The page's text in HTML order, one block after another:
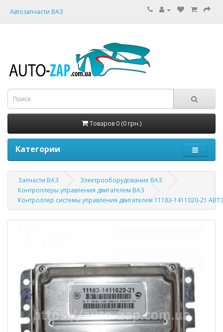
Автозапчасти ВАЗ
Товаров 0 (0 грн.)
Категории
Запчасти ВАЗ
Электрооборудование ВАЗ
Контроллеры управления двигателем ВАЗ
Контроллер системы управления двигателем 11183-1411020-21